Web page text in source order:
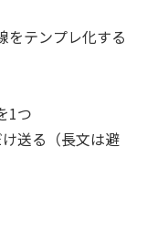
をテンプレ化する
1つ
送る（長文は避